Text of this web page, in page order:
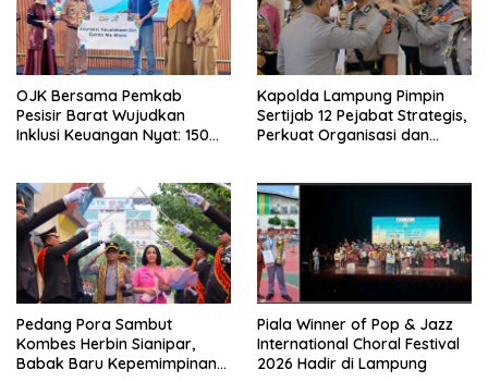
OJK Bersama Pemkab
Pesisir Barat Wujudkan
Inklusi Keuangan Nyat: 150
Kapolda Lampung Pimpin
Sertijab 12 Pejabat Strategis,
Perkuat Organisasi dan
Pedang Pora Sambut
Kombes Herbin Sianipar,
Babak Baru Kepemimpinan
Piala Winner of Pop & Jazz
International Choral Festival
2026 Hadir di Lampung